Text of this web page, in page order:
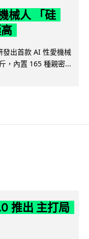
械人 「硅
出首款 AI 性愛機械
，內置 165 種親密...
推出 主打局